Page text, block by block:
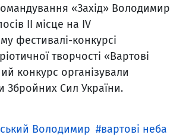
«Захід» Володимир
ІІ місце на IV
фестивалі-конкурсі
творчості «Вартові
конкурс організували
Збройних Сил України.
Володимир
вартові неба